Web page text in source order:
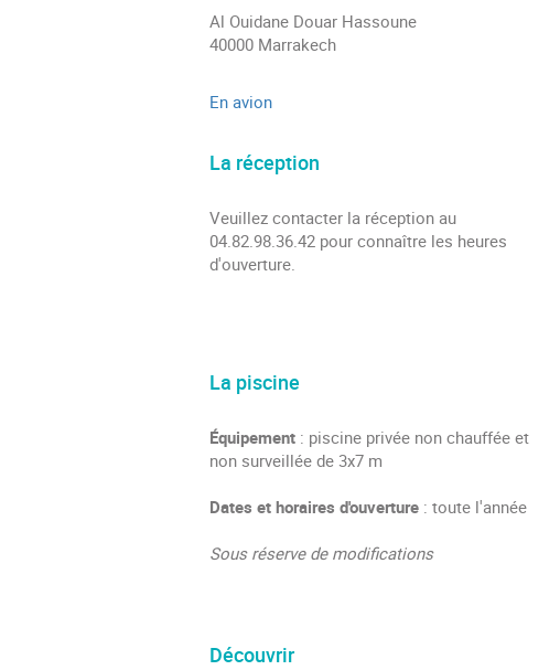
Al Ouidane Douar Hassoune
40000 Marrakech
En avion
La réception
Veuillez contacter la réception au
04.82.98.36.42 pour connaître les heures
d'ouverture.
La piscine
Équipement : piscine privée non chauffée et
non surveillée de 3x7 m
Dates et horaires d'ouverture : toute l'année
Sous réserve de modifications
Découvrir